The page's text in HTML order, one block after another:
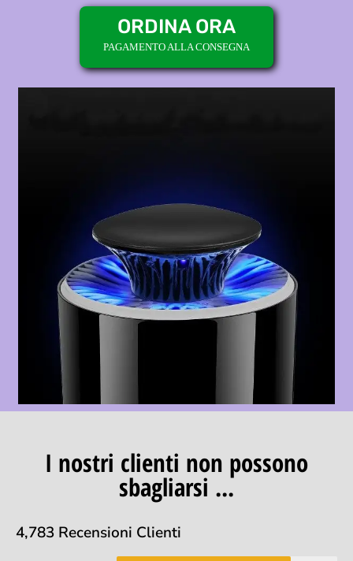
ORDINA ORA
PAGAMENTO ALLA CONSEGNA
I nostri clienti non possono
sbagliarsi ...
4,783 Recensioni Clienti